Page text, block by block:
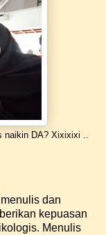
naikin DA? Xixixixi ..
dan
kepuasan
Menulis